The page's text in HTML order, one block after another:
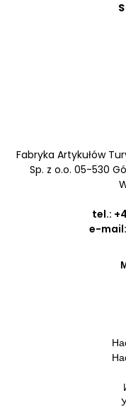
Fabryka Artykułów
Sp. z o.o. 05-530
tel.:
e-mail: